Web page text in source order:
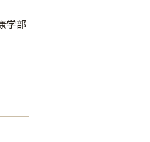
学部